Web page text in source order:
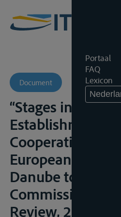
Portaal
FAQ
Lexicon
Document
“Stages in the
Establishment of
Cooperation from
European
Danube to the
Commission”,
Review, 2010, nr.